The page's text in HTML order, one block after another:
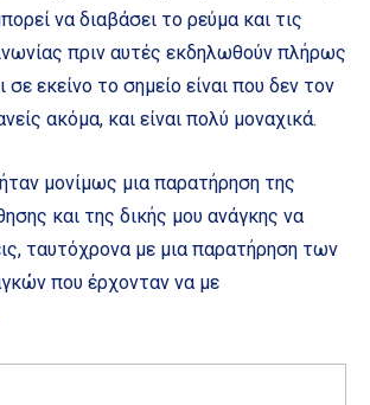
να διαβάσει το ρεύμα και τις
πριν αυτές εκδηλωθούν πλήρως
σε εκείνο το σημείο είναι που δεν τον
ακόμα, και είναι πολύ μοναχικά.
μονίμως μια παρατήρηση της
και της δικής μου ανάγκης να
ταυτόχρονα με μια παρατήρηση των
που έρχονταν να με